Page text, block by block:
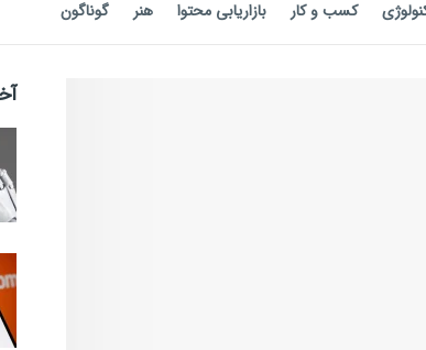
کسب و کار بازاریابی محتوا هنر گوناگون